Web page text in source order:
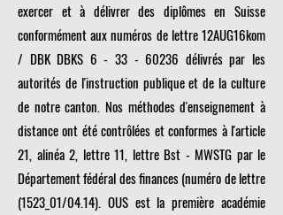
exercer et à délivrer des diplômes en Suisse
conformément aux numéros de lettre 12AUG16kom
/ DBK DBKS 6 - 33 - 60236 délivrés par les
autorités de l'instruction publique et de la culture
de notre canton. Nos méthodes d'enseignement à
distance ont été contrôlées et conformes à l'article
21, alinéa 2, lettre 11, lettre Bst - MWSTG par le
Département fédéral des finances (numéro de lettre
(1523_01/04.14). OUS est la première académie